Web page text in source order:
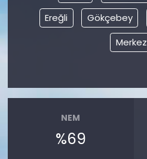
Ereğli
Gökçebey
Merkez
NEM
%69